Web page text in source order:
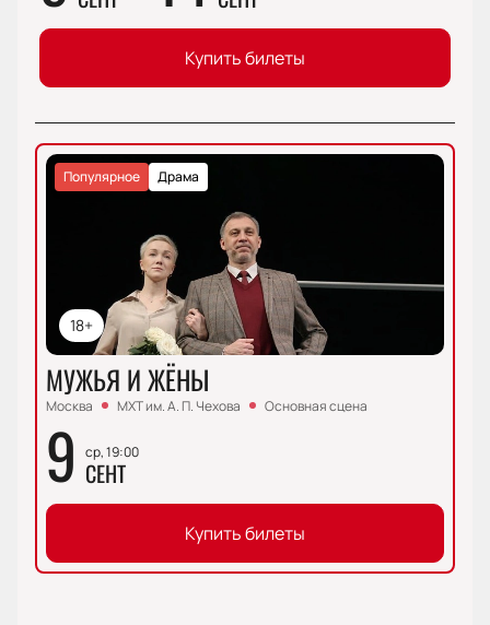
Купить билеты
18+
Драма
Популярное
МУЖЬЯ И ЖЁНЫ
Москва МХТ им. А. П. Чехова Основная сцена
9 ср, 19:00
СЕНТ
Купить билеты